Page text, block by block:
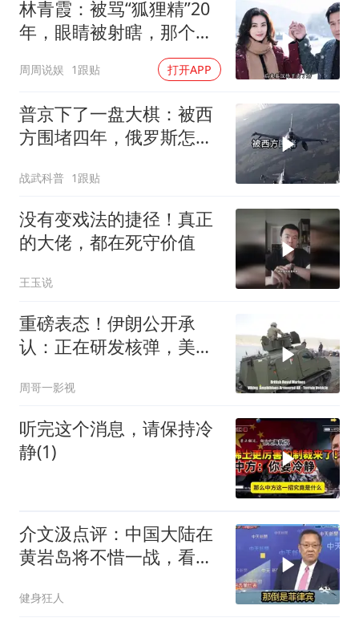
林青霞：被骂“狐狸精”20
年，眼睛被射瞎，那个男
人只问了一句“谁来出机票
钱？”
周周说娱 1跟贴 打开APP
普京下了一盘大棋：被西
方围堵四年，俄罗斯怎么
战武科普 1跟贴
没有变戏法的捷径！真正
的大佬，都在死守价值
王玉说
重磅表态！伊朗公开承
认：正在研发核弹，美以
周哥一影视
听完这个消息，请保持冷
静(1)
介文汲点评：中国大陆在
黄岩岛将不惜一战，看你
健身狂人